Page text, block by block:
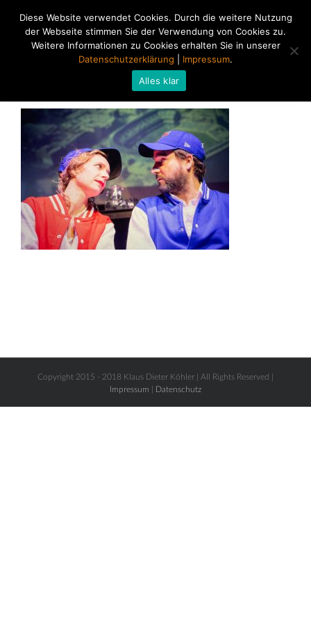
Copyright 2015 - 2018 Klaus Dieter Köhler | All Rights Reserved |
Impressum
Datenschutz
Diese Website verwendet Cookies. Durch die weitere Nutzung
der Webseite stimmen Sie der Verwendung von Cookies zu.
Weitere Informationen zu Cookies erhalten Sie in unserer
Datenschutzerklärung
Impressum.
Alles klar